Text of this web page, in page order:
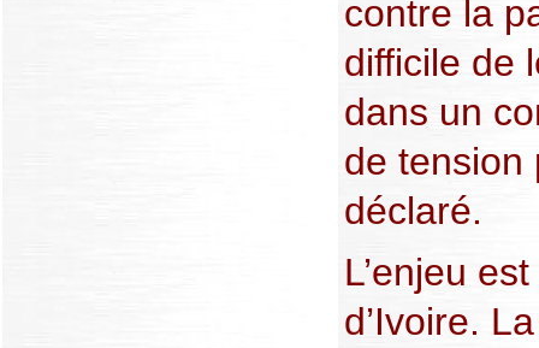
contre la
difficile de
dans un
de tension
déclaré.
L’enjeu
d’Ivoire.